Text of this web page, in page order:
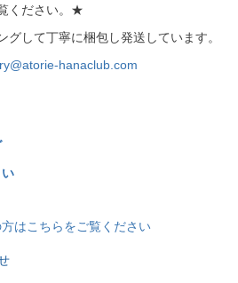
ください。★
して丁寧に梱包し発送しています。
hanaclub.com
はこちらをご覧ください